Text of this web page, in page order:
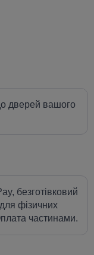
дверей вашого
безготівковий
фізичних
частинами.